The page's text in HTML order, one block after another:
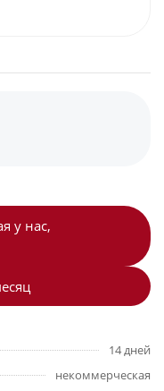
у нас,
14 дней
некоммерческая